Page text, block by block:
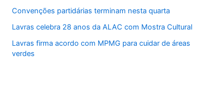
Convenções partidárias terminam nesta quarta
Lavras celebra 28 anos da ALAC com Mostra Cultural
Lavras firma acordo com MPMG para cuidar de áreas
verdes